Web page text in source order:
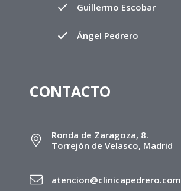
Guillermo Escobar
Ángel Pedrero
CONTACTO
Ronda de Zaragoza, 8.
Torrejón de Velasco, Madrid
atencion@clinicapedrero.com